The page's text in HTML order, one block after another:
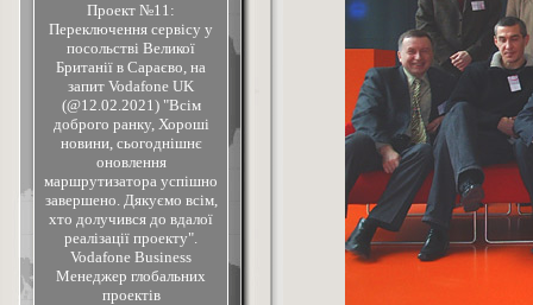
Офіс
Соціальна відповідальність
Проект №11:
Переключення сервісу у
посольстві Великої
Британії в Сараєво, на
запит Vodafone UK
(@12.02.2021) "Всім
доброго ранку, Хороші
новини, сьогоднішнє
оновлення
маршрутизатора успішно
завершено. Дякуємо всім,
хто долучився до вдалої
реалізації проекту".
Vodafone Business
Менеджер глобальних
проектів